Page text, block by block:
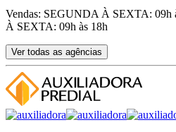
Vendas: SEGUNDA À SEXTA: 09h
À SEXTA: 09h às 18h
Ver todas as agências